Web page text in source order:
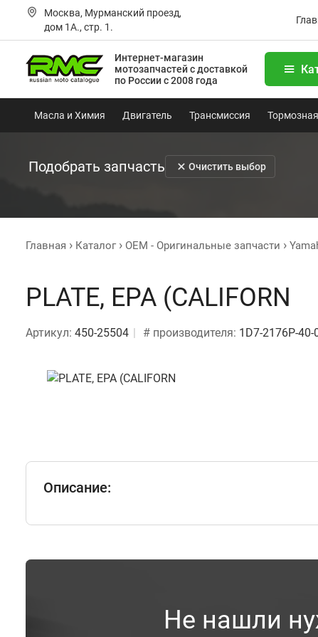
Москва, Мурманский проезд,
дом 1А., стр. 1.
Интернет-магазин
мотозапчастейс доставкой
по России с 2008 года
Масла и Химия Двигатель Трансмиссия
Подобрать запчасть Очистить выбор
Главная Каталог OEM - Оригинальные запчасти
PLATE, EPA (CALIFORN
Артикул: 450-25504 # производителя: 1D7-2176P-40-
Описание:
Не нашли